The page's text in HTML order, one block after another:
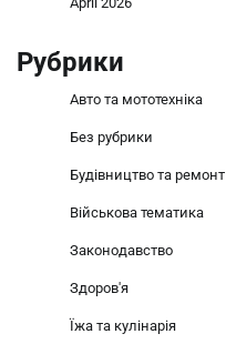
Рубрики
Авто та мототехніка
Без рубрики
Будівництво та ремонт
Військова тематика
Законодавство
Здоров'я
Їжа та кулінарія